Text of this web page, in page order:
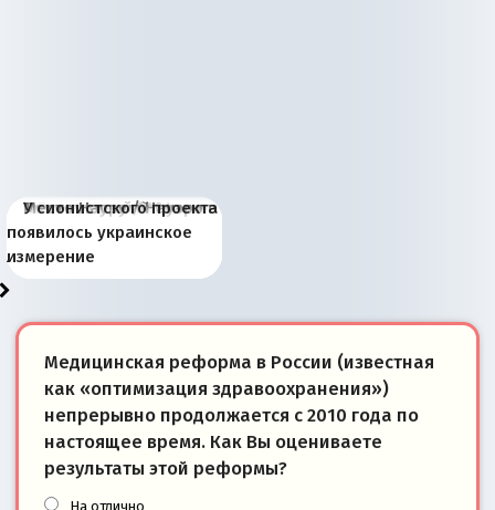
Киевская марионетка
Запада рассказала о
«переобувании» хозяев
В России назрели
перемены: 15 шагов к
суверенной экономике
Миграционный пожар
Европы
Россия начинает
сбрасывать балласт
Анкориджа
Россия зимой 1904
года: первые уступки во
внутренней политике
Русская нация вчера и
сегодня
Почему правый крах в
Варшаве не поможет её
отношениям с Россией?
Место Науру / Науэро в
современной истории
Южной Осетии
У сионистского проекта
появилось украинское
измерение
Медицинская реформа в России (известная
как «оптимизация здравоохранения»)
непрерывно продолжается с 2010 года по
настоящее время. Как Вы оцениваете
результаты этой реформы?
На отлично